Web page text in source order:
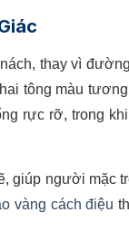
thay vì
tông màu
rực rỡ, trong
giúp người mặc
vàng cách điệu